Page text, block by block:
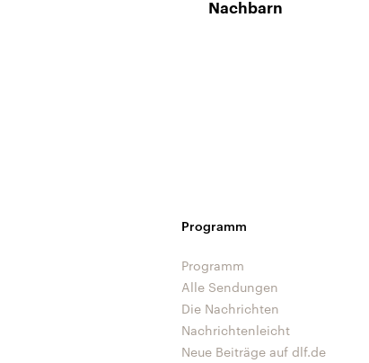
Nachbarn
Programm
Programm
Alle Sendungen
Die Nachrichten
Nachrichtenleicht
Neue Beiträge auf dlf.de